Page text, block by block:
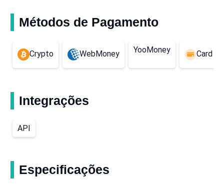
Métodos de Pagamento
Crypto WebMoney YooMoney Card
Integrações
API
Especificações